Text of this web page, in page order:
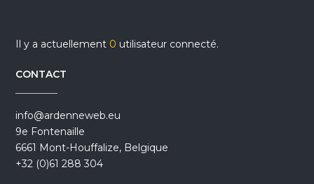
Il y a actuellement 0 utilisateur connecté.
CONTACT
info@ardenneweb.eu
9e Fontenaille
6661 Mont-Houffalize, Belgique
+32 (0)61 288 304